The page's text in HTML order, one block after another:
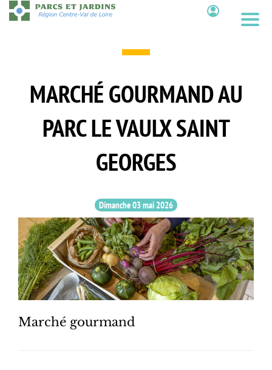
Aller
au
MARCHÉ GOURMAND AU
PARC LE VAULX SAINT
GEORGES
Dimanche 03 mai 2026
Marché gourmand